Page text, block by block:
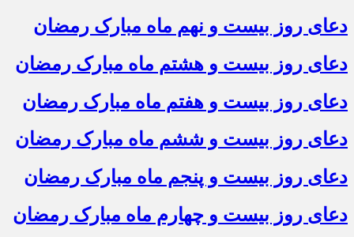
دعای روز بیست و نهم ماه مبارک رمضان
دعای روز بیست و هشتم ماه مبارک رمضان
دعای روز بیست و هفتم ماه مبارک رمضان
دعای روز بیست و ششم ماه مبارک رمضان
دعای روز بیست و پنجم ماه مبارک رمضان
دعای روز بیست و چهارم ماه مبارک رمضان